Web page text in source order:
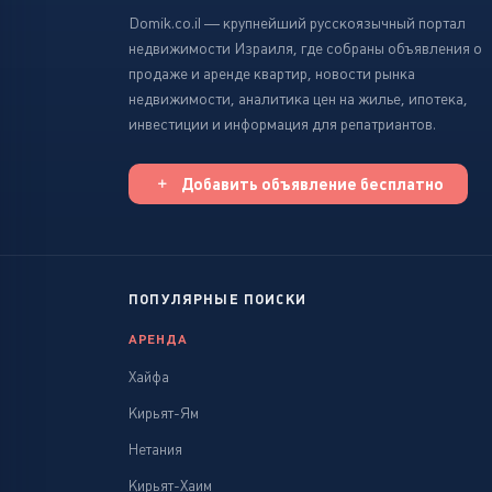
Domik.co.il — крупнейший русскоязычный портал
недвижимости Израиля, где собраны объявления о
продаже и аренде квартир, новости рынка
недвижимости, аналитика цен на жилье, ипотека,
инвестиции и информация для репатриантов.
Добавить объявление бесплатно
ПОПУЛЯРНЫЕ ПОИСКИ
АРЕНДА
Хайфа
Кирьят-Ям
Нетания
Кирьят-Хаим